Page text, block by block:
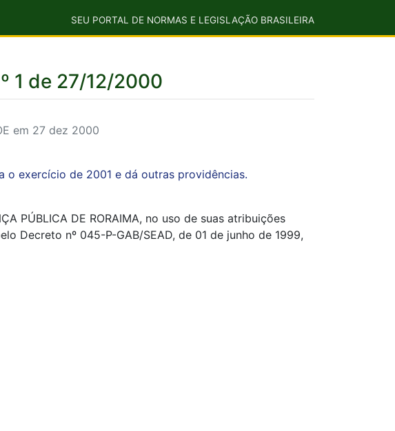
SEU PORTAL DE NORMAS E LEGISLAÇÃO BRASILEIRA
1 de 27/12/2000
em 27 dez 2000
o exercício de 2001 e dá outras providências.
PÚBLICA DE RORAIMA, no uso de suas atribuições
Decreto nº 045-P-GAB/SEAD, de 01 de junho de 1999,